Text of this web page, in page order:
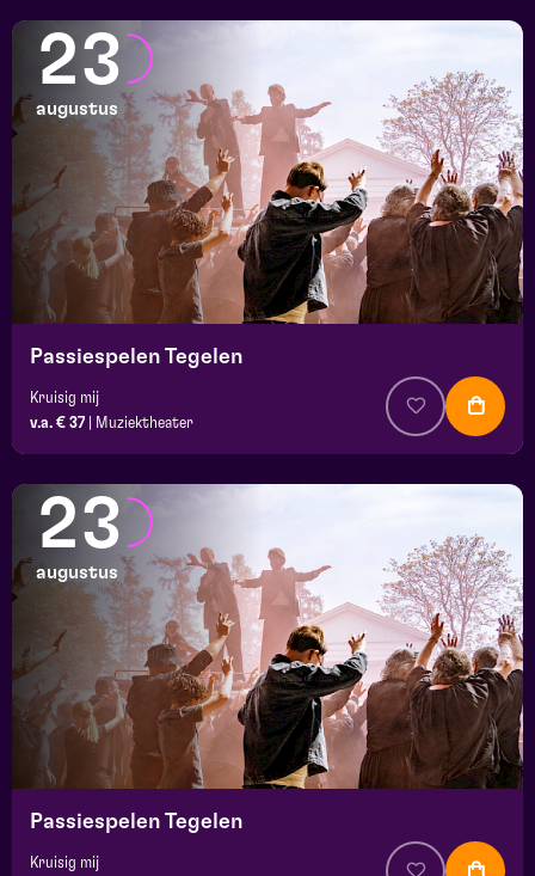
23
augustus
Passiespelen Tegelen
Kruisig mij
v.a. € 37
Muziektheater
23
augustus
Passiespelen Tegelen
Kruisig mij